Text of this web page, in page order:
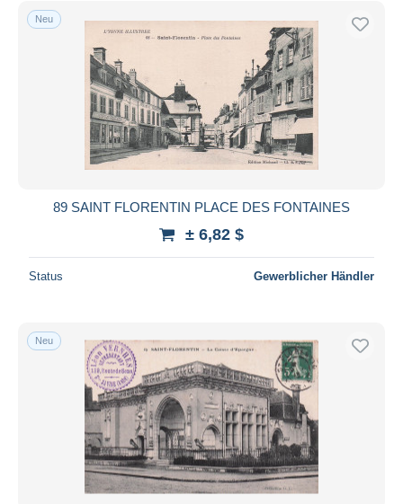
Neu
89 SAINT FLORENTIN PLACE DES FONTAINES
± 6,82 $
Status Gewerblicher Händler
Neu